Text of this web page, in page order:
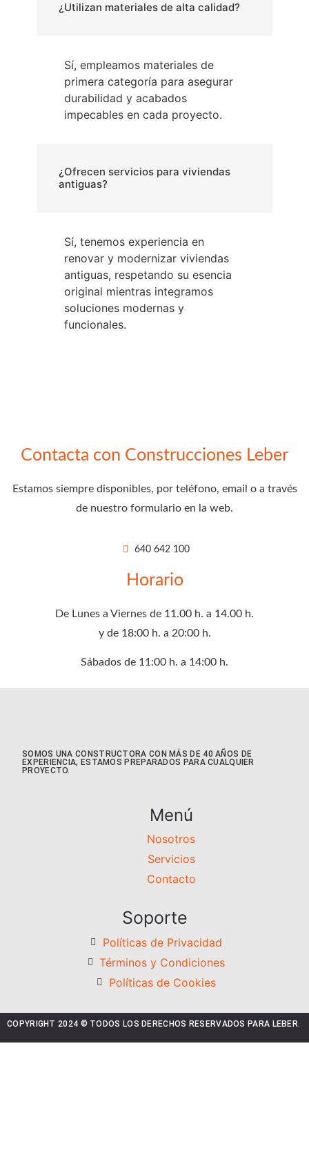
¿Utilizan materiales de alta calidad?
Sí, empleamos materiales de
primera categoría para asegurar
durabilidad y acabados
impecables en cada proyecto.
¿Ofrecen servicios para viviendas
antiguas?
Sí, tenemos experiencia en
renovar y modernizar viviendas
antiguas, respetando su esencia
original mientras integramos
soluciones modernas y
funcionales.
Contacta con Construcciones Leber
Estamos siempre disponibles, por teléfono, email o a través
de nuestro formulario en la web.
640 642 100
Horario
De Lunes a Viernes de 11.00 h. a 14.00 h.
y de 18:00 h. a 20:00 h.
Sábados de 11:00 h. a 14:00 h.
SOMOS UNA CONSTRUCTORA CON MÁS DE 40 AÑOS DE
EXPERIENCIA, ESTAMOS PREPARADOS PARA CUALQUIER
PROYECTO.
Menú
Nosotros
Servicios
Contacto
Soporte
Políticas de Privacidad
Términos y Condiciones
Políticas de Cookies
COPYRIGHT 2024 © TODOS LOS DERECHOS RESERVADOS PARA LEBER.